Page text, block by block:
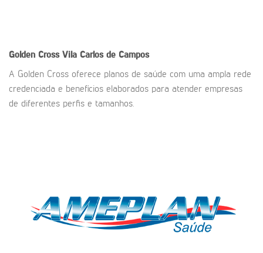
Golden Cross Vila Carlos de Campos
A Golden Cross oferece planos de saúde com uma ampla rede
credenciada e benefícios elaborados para atender empresas
de diferentes perfis e tamanhos.